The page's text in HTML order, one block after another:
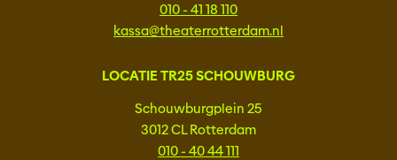
010 - 41 18 110
kassa@theaterrotterdam.nl
LOCATIE TR25 SCHOUWBURG
Schouwburgplein 25
3012 CL Rotterdam
010 - 40 44 111